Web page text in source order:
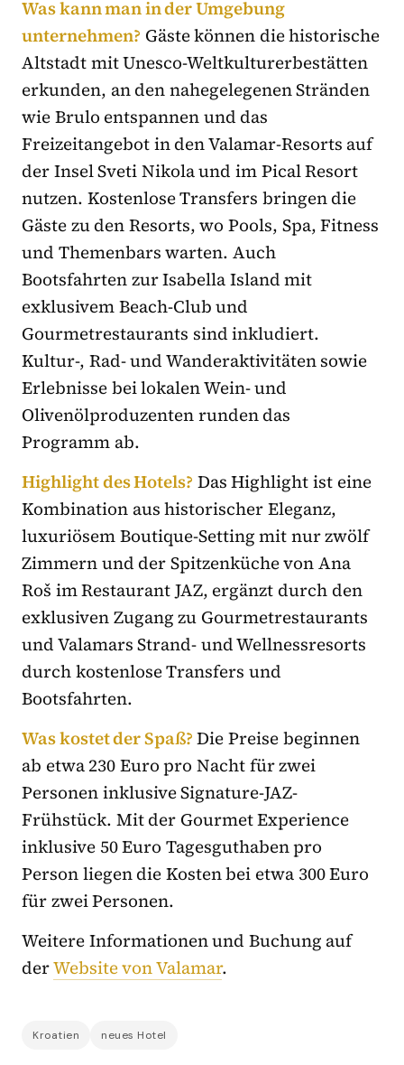
Was kann man in der Umgebung
unternehmen? Gäste können die historische
Altstadt mit Unesco-Weltkulturerbestätten
erkunden, an den nahegelegenen Stränden
wie Brulo entspannen und das
Freizeitangebot in den Valamar-Resorts auf
der Insel Sveti Nikola und im Pical Resort
nutzen. Kostenlose Transfers bringen die
Gäste zu den Resorts, wo Pools, Spa, Fitness
und Themenbars warten. Auch
Bootsfahrten zur Isabella Island mit
exklusivem Beach-Club und
Gourmetrestaurants sind inkludiert.
Kultur-, Rad- und Wanderaktivitäten sowie
Erlebnisse bei lokalen Wein- und
Olivenölproduzenten runden das
Programm ab.
Highlight des Hotels? Das Highlight ist eine
Kombination aus historischer Eleganz,
luxuriösem Boutique-Setting mit nur zwölf
Zimmern und der Spitzenküche von Ana
Roš im Restaurant JAZ, ergänzt durch den
exklusiven Zugang zu Gourmetrestaurants
und Valamars Strand- und Wellnessresorts
durch kostenlose Transfers und
Bootsfahrten.
Was kostet der Spaß?Die Preise beginnen
ab etwa 230 Euro pro Nacht für zwei
Personen inklusive Signature-JAZ-
Frühstück. Mit der Gourmet Experience
inklusive 50 Euro Tagesguthaben pro
Person liegen die Kosten bei etwa 300 Euro
für zwei Personen.
Weitere Informationen und Buchung auf
derWebsite von Valamar.
Kroatien neues Hotel